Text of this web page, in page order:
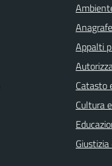
Appalti
Catasto
Cultura